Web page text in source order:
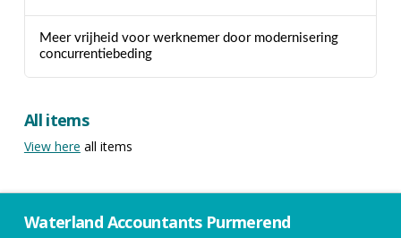
Meer vrijheid voor werknemer door modernisering
concurrentiebeding
All items
View here all items
Waterland Accountants Purmerend